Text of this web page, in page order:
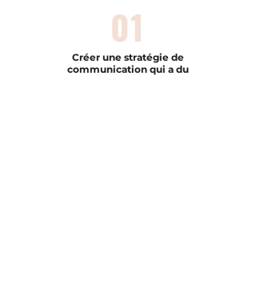
01
Créer une stratégie de
communication qui a du